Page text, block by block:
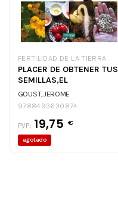
FERTILIDAD DE LA TIERRA
PLACER DE OBTENER TUS
SEMILLAS,EL
GOUST,JEROME
9788493630874
PVP: 19,75 €
agotado